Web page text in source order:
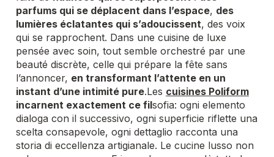
parfums qui se déplacent dans l’espace, des
lumières éclatantes qui s’adoucissent, des voix
qui se rapprochent. Dans une cuisine de luxe
pensée avec soin, tout semble orchestré par une
beauté discrète, celle qui prépare la fête sans
l’annoncer, en transformant l’attente en un
instant d’une intimité pure.Les cuisines Poliform
incarnent exactement ce filsofia: ogni elemento
dialoga con il successivo, ogni superficie riflette una
scelta consapevole, ogni dettaglio racconta una
storia di eccellenza artigianale. Le cucine lusso non